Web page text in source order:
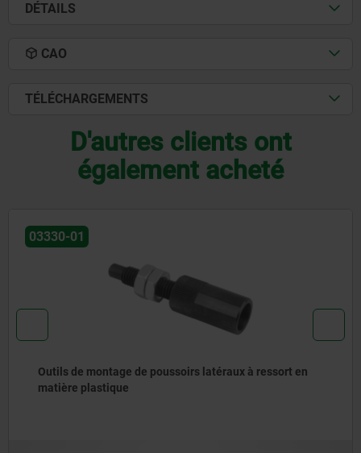
DÉTAILS
CAO
TÉLÉCHARGEMENTS
D'autres clients ont
également acheté
03350
Tampon tangent pour pièce cylindrique